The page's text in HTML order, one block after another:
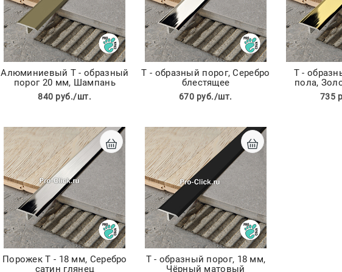
Алюминиевый Т - образный
порог 20 мм, Шампань
840 руб./шт.
Т - образный порог, Серебро
блестящее
670 руб./шт.
Т -
пола,
735
Порожек Т - 18 мм, Серебро
сатин глянец
Т - образный порог, 18 мм,
Чёрный матовый